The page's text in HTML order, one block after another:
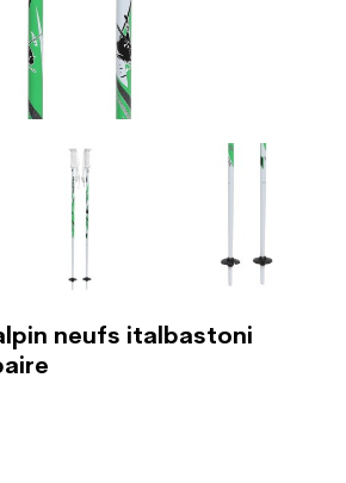
neufs italbastoni